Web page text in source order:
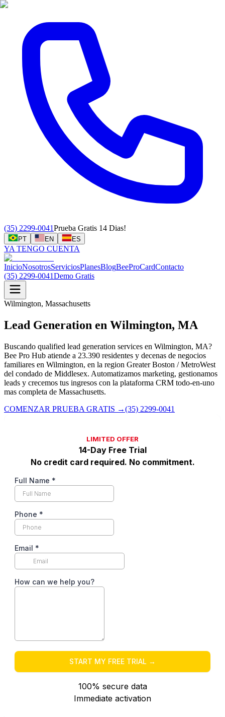
(35) 2299-0041Prueba Gratis 14 Dias!
PT EN ES
YA TENGO CUENTA
InicioNosotrosServiciosPlanesBlogBeeProCardContacto
(35) 2299-0041Demo Gratis
Wilmington, Massachusetts
Lead Generation en Wilmington, MA
Buscando qualified lead generation services en Wilmington, MA?
Bee Pro Hub atiende a 23.390 residentes y decenas de negocios
familiares en Wilmington, en la region Greater Boston / MetroWest
del condado de Middlesex. Automatizamos marketing, gestionamos
leads y crecemos tus ingresos con la plataforma CRM todo-en-uno
mas completa de Massachusetts.
COMENZAR PRUEBA GRATIS →(35) 2299-0041